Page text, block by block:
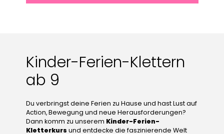
Kinder-Ferien-Klettern
ab 9
Du verbringst deine Ferien zu Hause und hast Lust auf
Action, Bewegung und neue Herausforderungen?
Dann komm zu unserem Kinder-Ferien-
Kletterkurs und entdecke die faszinierende Welt